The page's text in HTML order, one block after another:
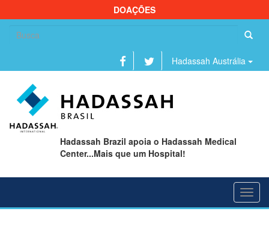
DOAÇÕES
Hadassah Austrália
Hadassah Brazil apoia o Hadassah Medical
Center...Mais que um Hospital!